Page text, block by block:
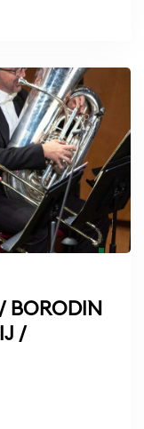
BORODIN
/